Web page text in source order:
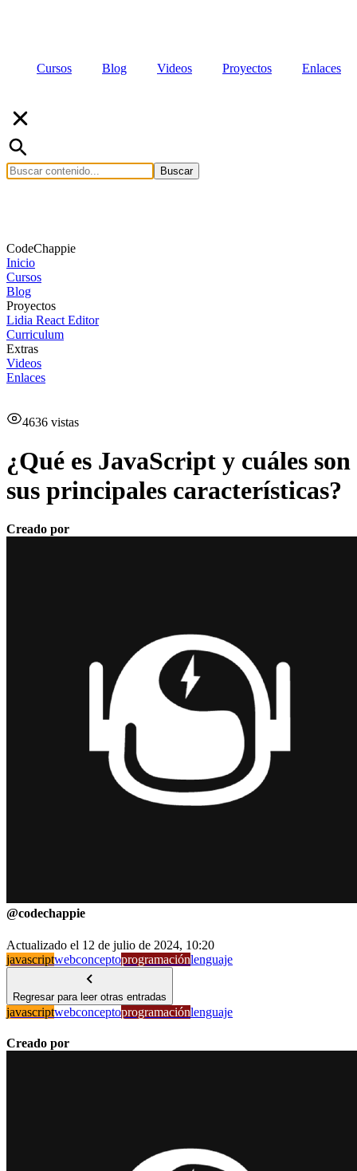
Cursos Blog Videos Proyectos Enlaces
Buscar
CodeChappie
Inicio
Cursos
Blog
Proyectos
Lidia React Editor
Curriculum
Extras
Videos
Enlaces
4636 vistas
¿Qué es JavaScript y cuáles son
sus principales características?
Creado por
@codechappie
Actualizado el 12 de julio de 2024, 10:20
javascriptwebconceptoprogramaciónlenguaje
Regresar para leer otras entradas
javascriptwebconceptoprogramaciónlenguaje
Creado por